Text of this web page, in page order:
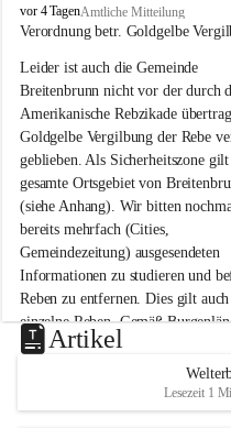
B
r
i
t
e
n
b
r
u
n
n
a
m
N
e
u
s
d
vor 4 TagenAmtliche Mitteilung
Verordnung betr. Goldgelbe
Leider ist auch die Gemeinde
Breitenbrunn nicht vor der durch
Amerikanische Rebzikade
Goldgelbe Vergilbung der Rebe
geblieben. Als Sicherheitszone gilt
gesamte Ortsgebiet von
(siehe Anhang). Wir bitten
bereits mehrfach (Cities,
Gemeindezeitung) ausgesendeten
Informationen zu studieren und
Reben zu entfernen. Dies gilt
einzelne Reben. Gemäß
Weinbaugesetz sind nicht
unzulässige Weingärten zu
helfen wir zusammen um unsere
vor den prognostizierten
Artikel
Lesezeit 1